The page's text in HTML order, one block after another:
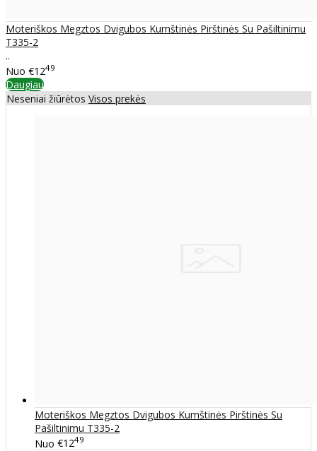
Moteriškos Megztos Dvigubos Kumštinės Pirštinės Su Pašiltinimu
T335-2
..
Nuo €1249
Daugiau
Neseniai žiūrėtos Visos prekės
Moteriškos Megztos Dvigubos Kumštinės Pirštinės Su
Pašiltinimu T335-2
Nuo €1249